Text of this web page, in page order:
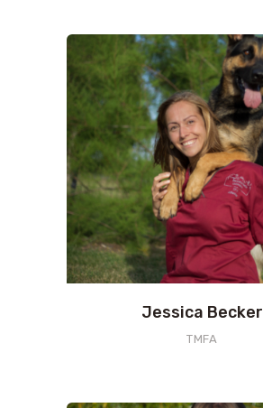
Jessica Becker
TMFA